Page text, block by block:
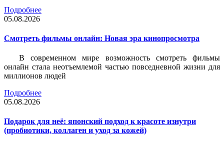
Подробнее
05.08.2026
Смотреть фильмы онлайн: Новая эра кинопросмотра
В современном мире возможность смотреть фильмы
онлайн стала неотъемлемой частью повседневной жизни для
миллионов людей
Подробнее
05.08.2026
Подарок для неё: японский подход к красоте изнутри
(пробиотики, коллаген и уход за кожей)